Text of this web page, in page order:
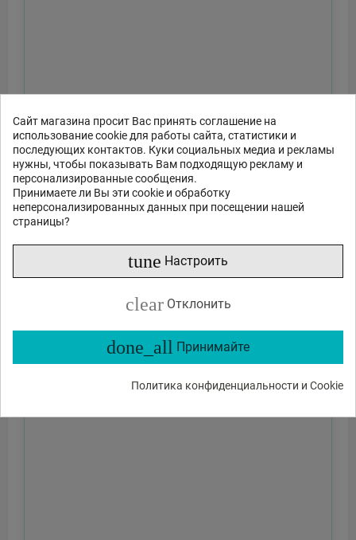
Сайт магазина просит Вас принять соглашение на
использование cookie для работы сайта, статистики и
последующих контактов. Куки социальных медиа и рекламы
нужны, чтобы показывать Вам подходящую рекламу и
персонализированные сообщения.
Принимаете ли Вы эти cookie и обработку
неперсонализированных данных при посещении нашей
страницы?
tune Настроить
clear Отклонить
done_all Принимайте
Политика конфиденциальности и Cookie